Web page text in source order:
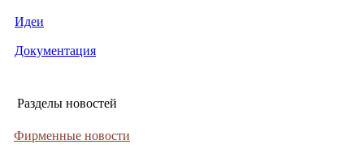
Идеи
Документация
Разделы новостей
Фирменные новости